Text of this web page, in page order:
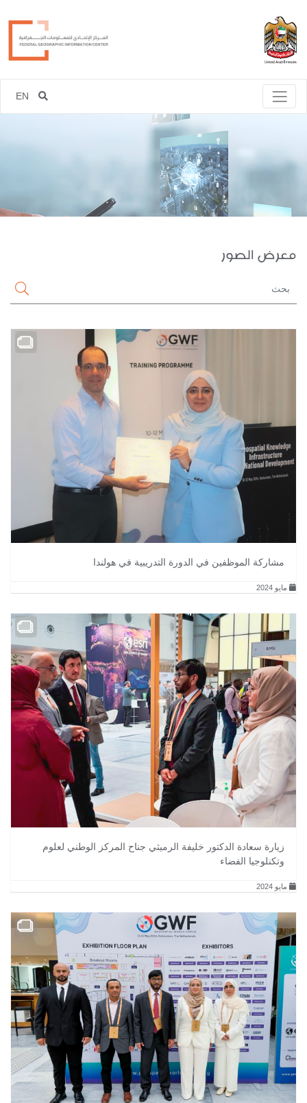
EN
معرض الصور
مشاركة الموظفين في الدورة التدريبية في هولندا
مايو 2024
زيارة سعادة الدكتور خليفة الرميثي جناح المركز الوطني لعلوم
وتكنلوجيا الفضاء
مايو 2024